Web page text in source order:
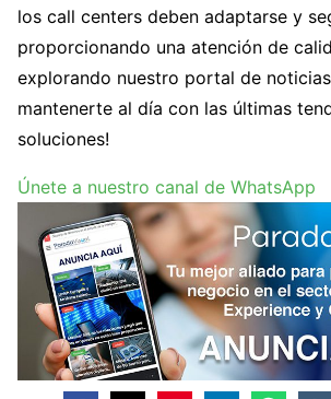
los call centers deben adaptarse y
proporcionando una atención de
explorando nuestro portal de
mantenerte al día con las últimas
soluciones!
Únete a nuestro canal de WhatsApp